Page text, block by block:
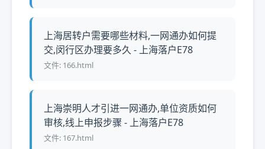
上海居转户需要哪些材料,一网通办如何提
交,闵行区办理要多久 - 上海落户E78
文件: 166.html
上海崇明人才引进一网通办,单位资质如何
审核,线上申报步骤 - 上海落户E78
文件: 167.html